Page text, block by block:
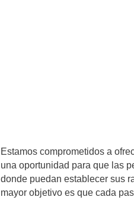
Estamos comprometidos a
una oportunidad para que las
donde puedan establecer sus
mayor objetivo es que cada